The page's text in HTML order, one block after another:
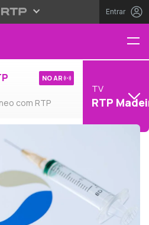
Entrar
com RTP
NO AR
TV
RTP